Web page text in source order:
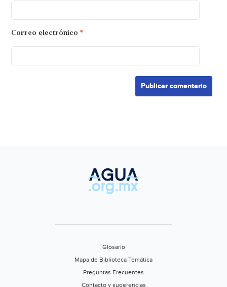
Correo electrónico *
Glosario
Mapa de Biblioteca Temática
Preguntas Frecuentes
Contacto y sugerencias